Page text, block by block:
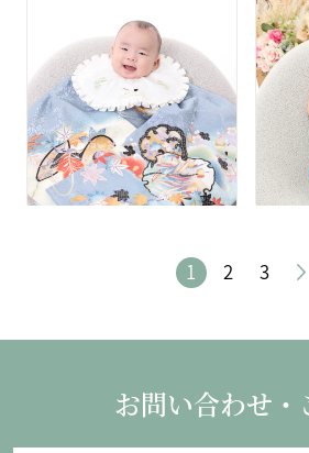
1 2 3
お問い合わせ・